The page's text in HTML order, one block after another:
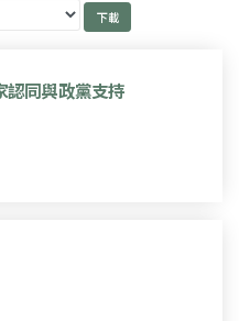
認同與政黨支持